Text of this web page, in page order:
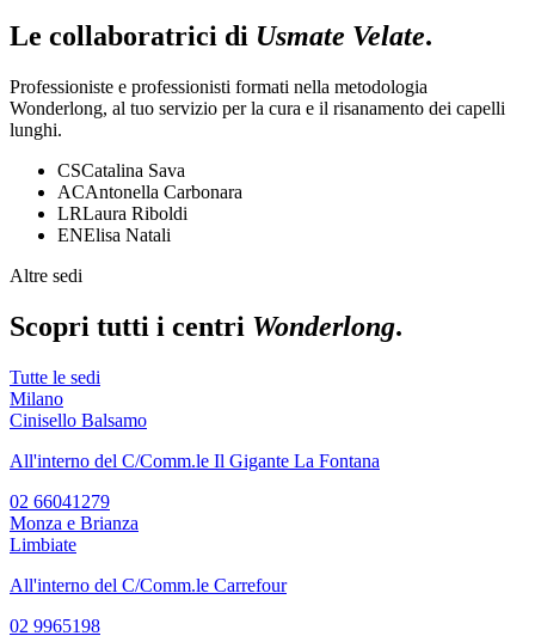
Le collaboratrici di Usmate Velate.
Professioniste e professionisti formati nella metodologia
Wonderlong, al tuo servizio per la cura e il risanamento dei capelli
lunghi.
CSCatalina Sava
ACAntonella Carbonara
LRLaura Riboldi
ENElisa Natali
Altre sedi
Scopri tutti i centri Wonderlong.
Tutte le sedi
Milano
Cinisello Balsamo
All'interno del C/Comm.le Il Gigante La Fontana
02 66041279
Monza e Brianza
Limbiate
All'interno del C/Comm.le Carrefour
02 9965198